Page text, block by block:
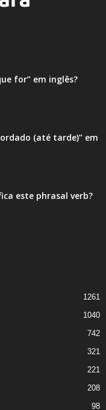
for” em inglês?
(até tarde)” em
este phrasal verb?
1261
1040
742
321
221
208
98